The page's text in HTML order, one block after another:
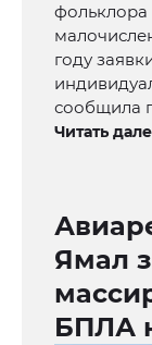
году
сообщила
Читать
Ямал
БПЛА